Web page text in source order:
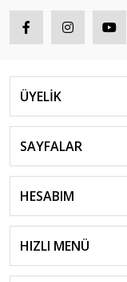
ÜYELİK
SAYFALAR
HESABIM
HIZLI MENÜ